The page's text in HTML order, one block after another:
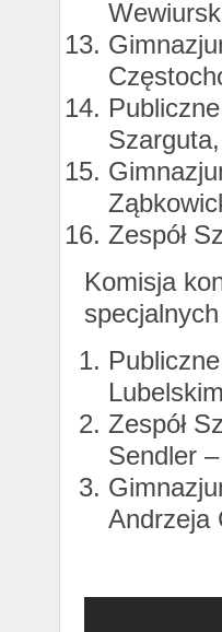
Szarguta,
Zespół
Komisja
Zespół
Sendler
Andrzeja